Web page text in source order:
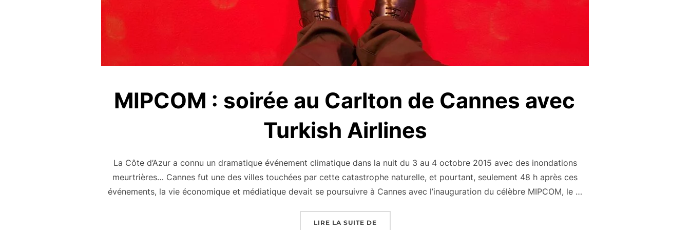
MIPCOM : soirée au Carlton de Cannes avec
Turkish Airlines
La Côte d’Azur a connu un dramatique événement climatique dans la nuit du 3 au 4 octobre 2015 avec des inondations
meurtrières… Cannes fut une des villes touchées par cette catastrophe naturelle, et pourtant, seulement 48 h après ces
événements, la vie économique et médiatique devait se poursuivre à Cannes avec l’inauguration du célèbre MIPCOM, le …
LIRE LA SUITE DE« MIPCOM : SOIRÉE AU CARLTON DE CANNES AVEC TURKISH AIRLINES »